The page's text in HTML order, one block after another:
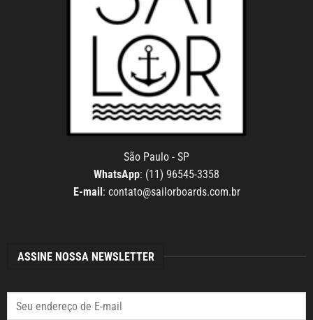
São Paulo - SP
WhatsApp: (11) 96545-3358
E-mail : contato@sailorboards.com.br
ASSINE NOSSA NEWSLETTER